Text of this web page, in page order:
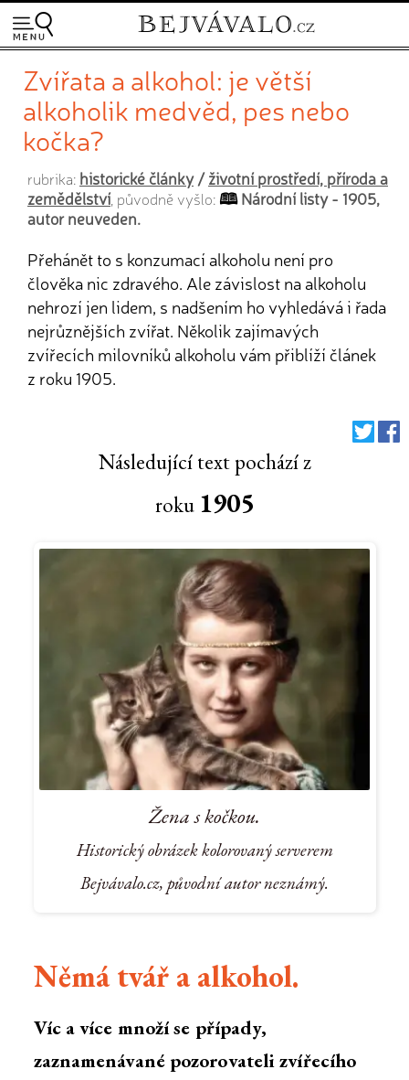
Zvířata a alkohol: je větší
alkoholik medvěd, pes nebo
kočka?
rubrika: historické články/životní prostředí, příroda a
zemědělství, původně vyšlo:
Národní listy - 1905,
autor neuveden.
Přehánět to s konzumací alkoholu není pro
člověka nic zdravého. Ale závislost na alkoholu
nehrozí jen lidem, s nadšením ho vyhledává i řada
nejrůznějších zvířat. Několik zajímavých
zvířecích milovníků alkoholu vám přiblíží článek
z roku 1905.
Následující text pochází z
roku 1905
Žena s kočkou.
Historický obrázek kolorovaný serverem
Bejvávalo.cz, původní autor neznámý.
Němá tvář a alkohol.
Víc a více množí se případy,
zaznamenávané pozorovateli zvířecího